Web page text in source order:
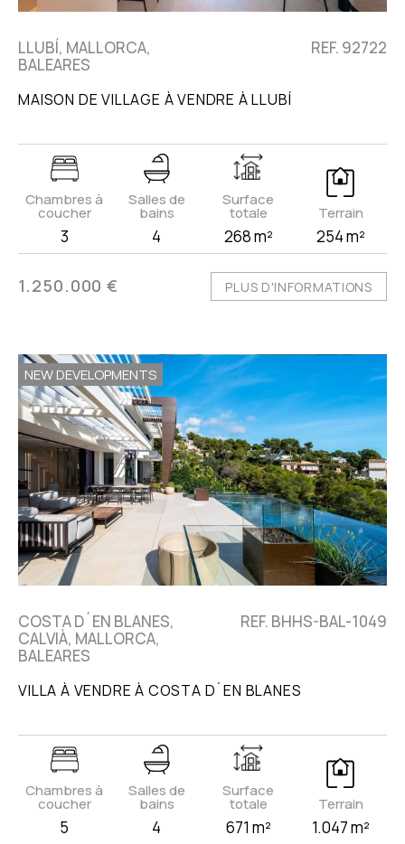
LLUBÍ, MALLORCA,
BALEARES
REF. 92722
MAISON DE VILLAGE À VENDRE À LLUBÍ
Chambres à
coucher
3
Salles de
bains
4
Surface
totale
268 m²
Terrain
254 m²
1.250.000 € PLUS D'INFORMATIONS
NEW DEVELOPMENTS
COSTA D´EN BLANES,
CALVIÀ, MALLORCA,
BALEARES
REF. BHHS-BAL-1049
VILLA À VENDRE À COSTA D´EN BLANES
Chambres à
coucher
5
Salles de
bains
4
Surface
totale
671 m²
Terrain
1.047 m²